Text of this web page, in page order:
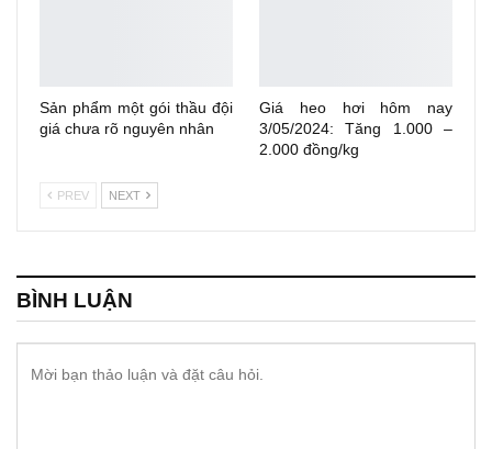
Sản phẩm một gói thầu đội
giá chưa rõ nguyên nhân
Giá heo hơi hôm nay
3/05/2024: Tăng 1.000 –
2.000 đồng/kg
PREV NEXT
BÌNH LUẬN